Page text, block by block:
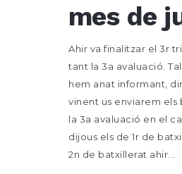
mes de
Ahir va finalitzar el 3r
tant la 3a avaluació.
hem anat informant,
vinent us enviarem els
la 3a avaluació en el
dijous els de 1r de
2n de batxillerat ahir...